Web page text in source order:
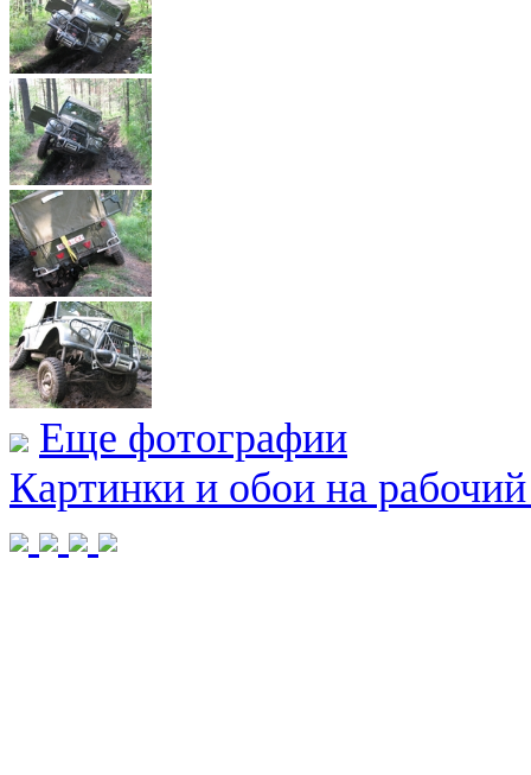
Еще фотографии
Картинки и обои на